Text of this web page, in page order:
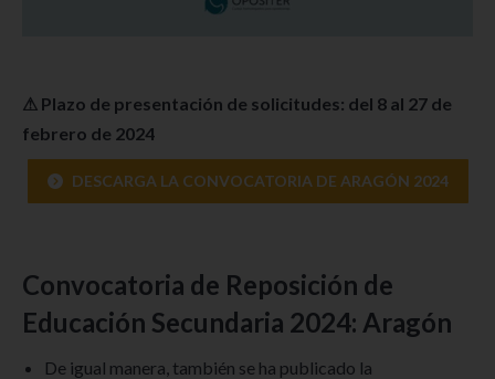
⚠ Plazo de presentación de solicitudes: del 8 al 27 de
febrero de 2024
DESCARGA LA CONVOCATORIA DE ARAGÓN 2024
Convocatoria de Reposición de
Educación Secundaria 2024: Aragón
De igual manera, también se ha publicado la